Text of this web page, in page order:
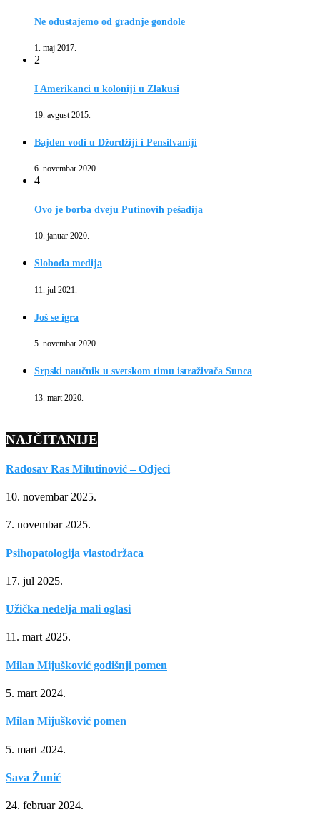
Ne odustajemo od gradnje gondole
1. maj 2017.
2
I Amerikanci u koloniji u Zlakusi
19. avgust 2015.
Bajden vodi u Džordžiji i Pensilvaniji
6. novembar 2020.
4
Ovo je borba dveju Putinovih pešadija
10. januar 2020.
Sloboda medija
11. jul 2021.
Još se igra
5. novembar 2020.
Srpski naučnik u svetskom timu istraživača Sunca
13. mart 2020.
NAJČITANIJE
Radosav Ras Milutinović – Odjeci
10. novembar 2025.
7. novembar 2025.
Psihopatologija vlastodržaca
17. jul 2025.
Užička nedelja mali oglasi
11. mart 2025.
Milan Mijušković godišnji pomen
5. mart 2024.
Milan Mijušković pomen
5. mart 2024.
Sava Žunić
24. februar 2024.